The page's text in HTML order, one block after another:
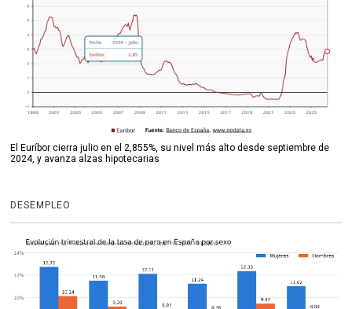
El Euríbor cierra julio en el 2,855%, su nivel más alto desde septiembre de
2024, y avanza alzas hipotecarias
DESEMPLEO